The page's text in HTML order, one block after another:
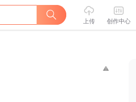
上传 创作中心